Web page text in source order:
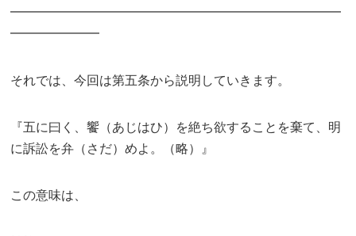
━━━━━━━━━━━━━━━━━━━━━━━━━━
━━━━━━━
それでは、今回は第五条から説明していきます。
『五に曰く、饗（あじはひ）を絶ち欲することを棄て、明
に訴訟を弁（さだ）めよ。（略）』
この意味は、